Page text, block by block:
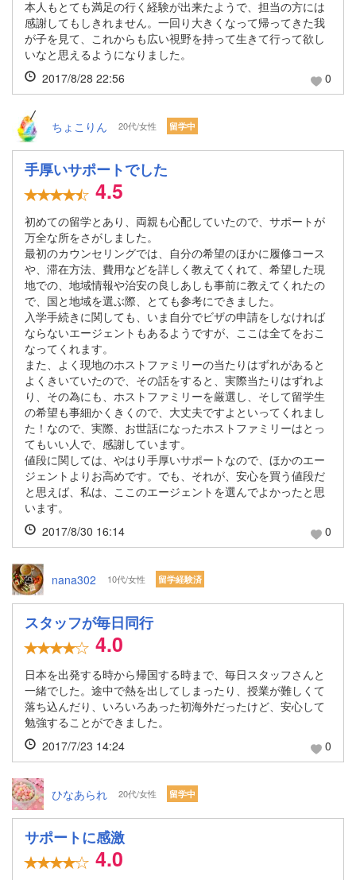
本人もとても満足の行く経験が出来たようで、担当の方には
感謝してもしきれません。一回り大きくなって帰ってきた我
が子を見て、これからも広い視野を持って生きて行って欲し
いなと思えるようになりました。
2017/8/28 22:56
0
ちょこりん 20代/女性 留学中
手厚いサポートでした
4.5
初めての留学とあり、両親も心配していたので、サポートが
万全な所をさがしました。
最初のカウンセリングでは、自分の希望のほかに履修コース
や、滞在方法、費用などを詳しく教えてくれて、希望した現
地での、地域情報や治安の良しあしも事前に教えてくれたの
で、国と地域を選ぶ際、とても参考にできました。
入学手続きに関しても、いま自分でビザの申請をしなければ
ならないエージェントもあるようですが、ここは全てをおこ
なってくれます。
また、よく現地のホストファミリーの当たりはずれがあると
よくきいていたので、その話をすると、実際当たりはずれよ
り、その為にも、ホストファミリーを厳選し、そして留学生
の希望も事細かくきくので、大丈夫ですよといってくれまし
た！なので、実際、お世話になったホストファミリーはとっ
てもいい人で、感謝しています。
値段に関しては、やはり手厚いサポートなので、ほかのエー
ジェントよりお高めです。でも、それが、安心を買う値段だ
と思えば、私は、ここのエージェントを選んでよかったと思
います。
2017/8/30 16:14
0
nana302 10代/女性 留学経験済
スタッフが毎日同行
4.0
日本を出発する時から帰国する時まで、毎日スタッフさんと
一緒でした。途中で熱を出してしまったり、授業が難しくて
落ち込んだり、いろいろあった初海外だったけど、安心して
勉強することができました。
2017/7/23 14:24
0
ひなあられ 20代/女性 留学中
サポートに感激
4.0